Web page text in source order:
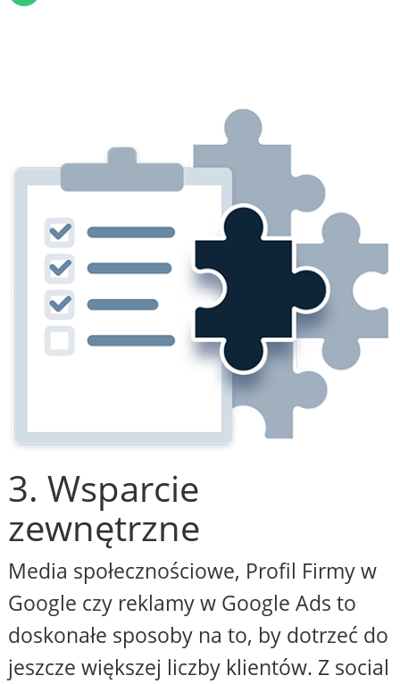
3. Wsparcie
zewnętrzne
Media społecznościowe, Profil Firmy w
Google czy reklamy w Google Ads to
doskonałe sposoby na to, by dotrzeć do
jeszcze większej liczby klientów. Z social